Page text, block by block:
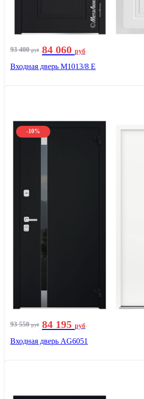
93 400руб 84 060 руб
Входная дверь М1013/8 E
-10%
93 550руб 84 195 руб
Входная дверь AG6051